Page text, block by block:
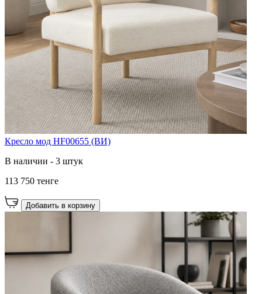
Кресло мод HF00655 (ВИ)
В наличии - 3 штук
113 750 тенге
Добавить в корзину